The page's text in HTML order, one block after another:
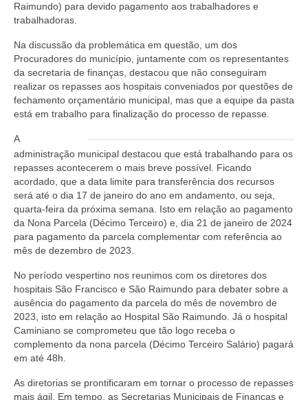
Raimundo) para devido pagamento aos trabalhadores e
trabalhadoras.
Na discussão da problemática em questão, um dos
Procuradores do município, juntamente com os representantes
da secretaria de finanças, destacou que não conseguiram
realizar os repasses aos hospitais conveniados por questões de
fechamento orçamentário municipal, mas que a equipe da pasta
está em trabalho para finalização do processo de repasse.
A
administração municipal destacou que está trabalhando para os
repasses acontecerem o mais breve possível. Ficando
acordado, que a data limite para transferência dos recursos
será até o dia 17 de janeiro do ano em andamento, ou seja,
quarta-feira da próxima semana. Isto em relação ao pagamento
da Nona Parcela (Décimo Terceiro) e, dia 21 de janeiro de 2024
para pagamento da parcela complementar com referência ao
mês de dezembro de 2023.
No período vespertino nos reunimos com os diretores dos
hospitais São Francisco e São Raimundo para debater sobre a
ausência do pagamento da parcela do mês de novembro de
2023, isto em relação ao Hospital São Raimundo. Já o hospital
Caminiano se comprometeu que tão logo receba o
complemento da nona parcela (Décimo Terceiro Salário) pagará
em até 48h.
As diretorias se prontificaram em tornar o processo de repasses
mais ágil. Em tempo, as Secretarias Municipais de Finanças e